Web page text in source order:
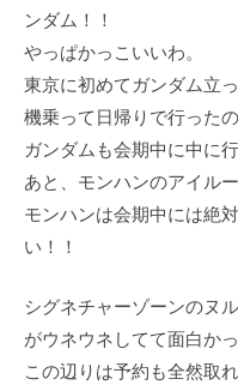
ンダム！！
やっぱかっこいいわ。
東京に初めてガンダム立
機乗って日帰りで行った
ガンダムも会期中に中に
あと、モンハンのアイルー
モンハンは会期中には絶
い！！
シグネチャーゾーンのヌ
がウネウネしてて面白かっ
この辺りは予約も全然取